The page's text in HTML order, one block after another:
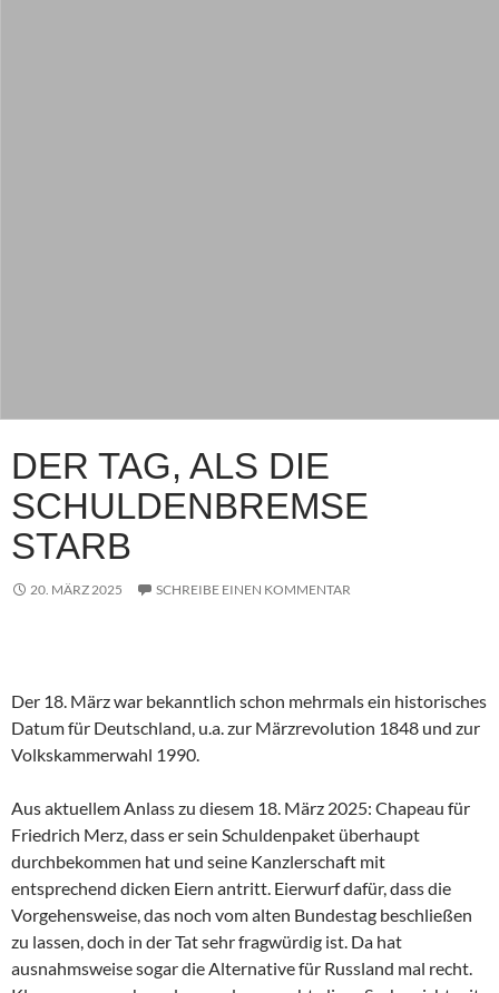
DER TAG, ALS DIE
SCHULDENBREMSE
STARB
20. MÄRZ 2025 SCHREIBE EINEN KOMMENTAR
Der 18. März war bekanntlich schon mehrmals ein historisches
Datum für Deutschland, u.a. zur Märzrevolution 1848 und zur
Volkskammerwahl 1990.
Aus aktuellem Anlass zu diesem 18. März 2025: Chapeau für
Friedrich Merz, dass er sein Schuldenpaket überhaupt
durchbekommen hat und seine Kanzlerschaft mit
entsprechend dicken Eiern antritt. Eierwurf dafür, dass die
Vorgehensweise, das noch vom alten Bundestag beschließen
zu lassen, doch in der Tat sehr fragwürdig ist. Da hat
ausnahmsweise sogar die Alternative für Russland mal recht.